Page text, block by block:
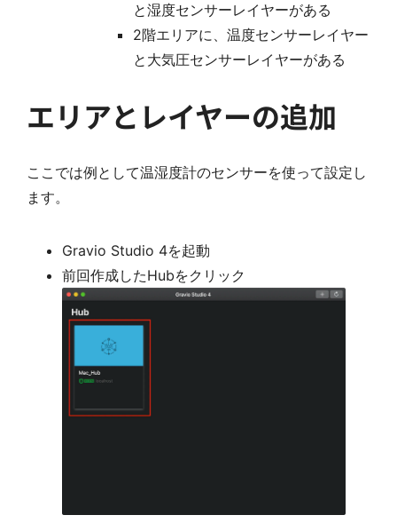
と湿度センサーレイヤーがある
2階エリアに、温度センサーレイヤー
と大気圧センサーレイヤーがある
エリアとレイヤーの追加
ここでは例として温湿度計のセンサーを使って設定し
ます。
Gravio Studio 4を起動
前回作成したHubをクリック